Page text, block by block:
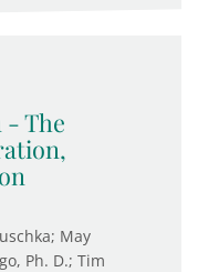
- The
May
Ph. D.; Tim